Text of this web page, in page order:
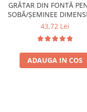
GRĂTAR DIN FONTĂ
SOBĂ/ȘEMINEE
300 mm x 200 mm
43,72 Lei
ADAUGA IN COS